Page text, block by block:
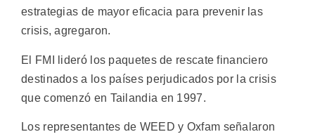
estrategias de mayor eficacia para prevenir las
crisis, agregaron.
El FMI lideró los paquetes de rescate financiero
destinados a los países perjudicados por la crisis
que comenzó en Tailandia en 1997.
Los representantes de WEED y Oxfam señalaron